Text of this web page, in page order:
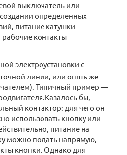
выключатель или
определенных
питание катушки
рабочие контакты
электроустановки с
линии, или опять же
Типичный пример —
бы,
контактор: для чего он
использовать кнопку или
питание на
можно подать напрямую,
кнопки. Однако для